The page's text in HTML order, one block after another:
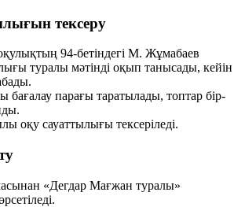
тексеру
94-бетіндегі М. Жұмабаев
туралы мәтінді оқып танысады, кейін
бағалау парағы таратылады, топтар бір-
оқу сауаттылығы тексеріледі.
«Дегдар Мағжан туралы»